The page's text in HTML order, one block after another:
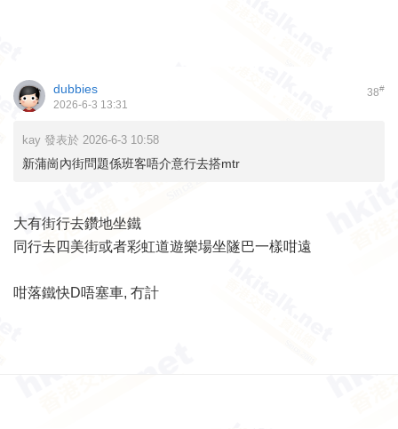
38#
dubbies
2026-6-3 13:31
kay 發表於 2026-6-3 10:58
新蒲崗內街問題係班客唔介意行去搭mtr
大有街行去鑽地坐鐵
同行去四美街或者彩虹道遊樂場坐隧巴一樣咁遠
咁落鐵快D唔塞車, 冇計